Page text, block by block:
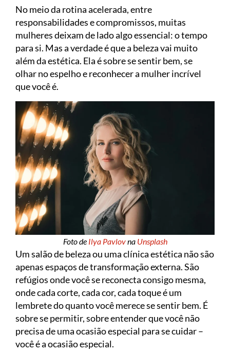
No meio da rotina acelerada, entre
responsabilidades e compromissos, muitas
mulheres deixam de lado algo essencial: o tempo
para si. Mas a verdade é que a beleza vai muito
além da estética. Ela é sobre se sentir bem, se
olhar no espelho e reconhecer a mulher incrível
que você é.
Foto de Ilya Pavlovna Unsplash
Um salão de beleza ou uma clínica estética não são
apenas espaços de transformação externa. São
refúgios onde você se reconecta consigo mesma,
onde cada corte, cada cor, cada toque é um
lembrete do quanto você merece se sentir bem. É
sobre se permitir, sobre entender que você não
precisa de uma ocasião especial para se cuidar –
você é a ocasião especial.